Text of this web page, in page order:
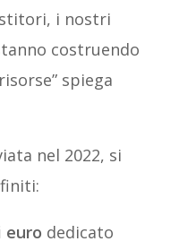
i nostri
costruendo
spiega
nel 2022, si
euro dedicato